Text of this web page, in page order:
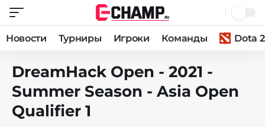
Новости Турниры Игроки Команды Dota 2
DreamHack Open - 2021 -
Summer Season - Asia Open
Qualifier 1